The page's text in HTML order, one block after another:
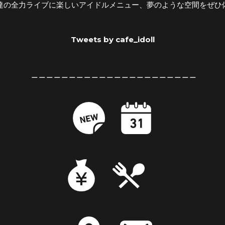
する所属アイドルが日々働きライブする店舗、アイドル育成型ライ
全力ライブに楽しいアイドルメニュー、夢のような空間をぜひ
Tweets by cafe_idoll